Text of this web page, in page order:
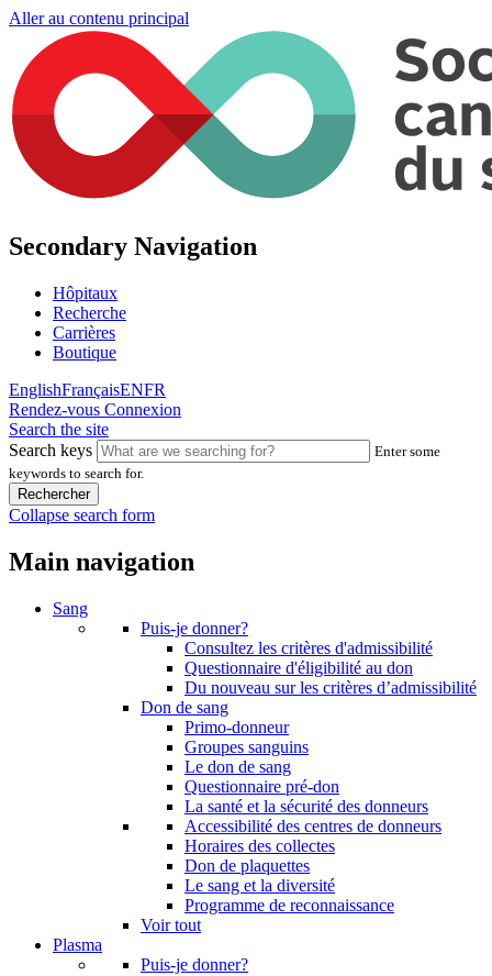
Aller au contenu principal
Secondary Navigation
Hôpitaux
Recherche
Carrières
Boutique
EnglishFrançaisENFR
Rendez-vous Connexion
Search the site
Search keys
Enter some
keywords to search for.
Collapse search form
Main navigation
Sang
Puis-je donner?
Consultez les critères d'admissibilité
Questionnaire d'éligibilité au don
Du nouveau sur les critères d’admissibilité
Don de sang
Primo-donneur
Groupes sanguins
Le don de sang
Questionnaire pré-don
La santé et la sécurité des donneurs
Accessibilité des centres de donneurs
Horaires des collectes
Don de plaquettes
Le sang et la diversité
Programme de reconnaissance
Voir tout
Plasma
Puis-je donner?